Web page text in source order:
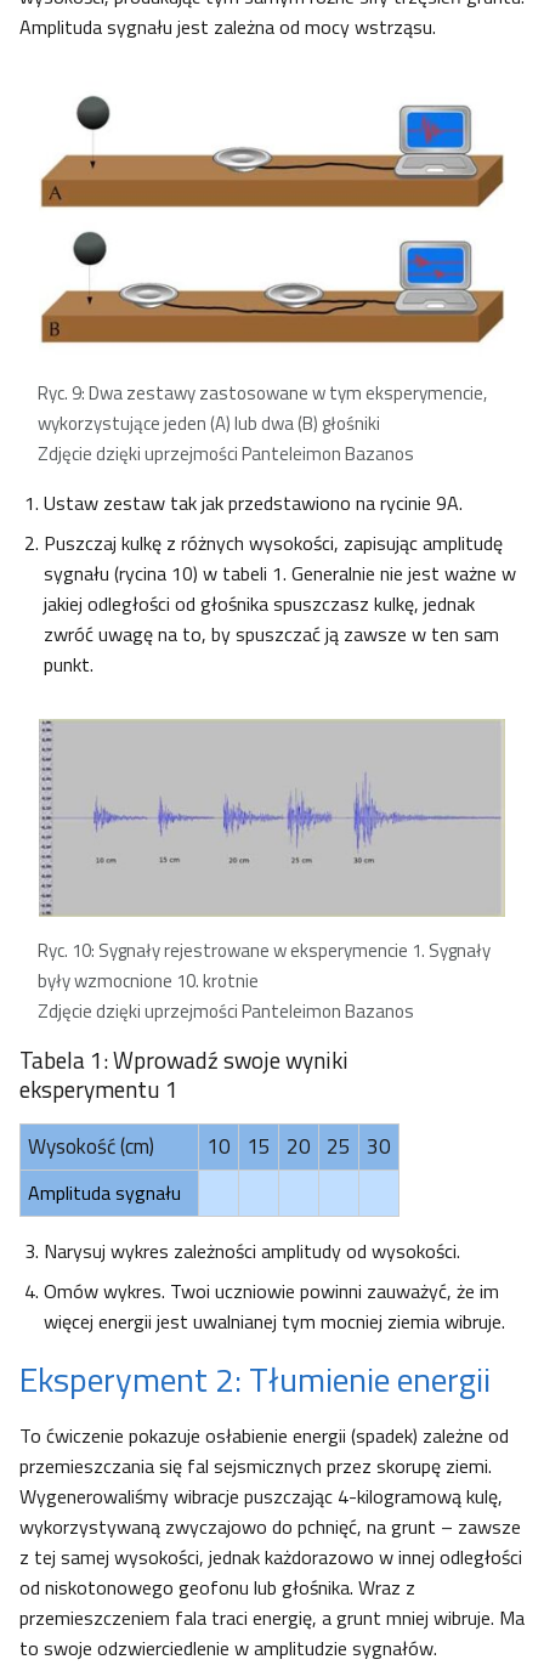
Amplituda sygnału jest zależna od mocy wstrząsu.
Ryc. 9: Dwa zestawy zastosowane w tym eksperymencie,
wykorzystujące jeden (A) lub dwa (B) głośniki
Zdjęcie dzięki uprzejmości Panteleimon Bazanos
Ustaw zestaw tak jak przedstawiono na rycinie 9A.
Puszczaj kulkę z różnych wysokości, zapisując amplitudę
sygnału (rycina 10) w tabeli 1. Generalnie nie jest ważne w
jakiej odległości od głośnika spuszczasz kulkę, jednak
zwróć uwagę na to, by spuszczać ją zawsze w ten sam
punkt.
Ryc. 10: Sygnały rejestrowane w eksperymencie 1. Sygnały
były wzmocnione 10. krotnie
Zdjęcie dzięki uprzejmości Panteleimon Bazanos
Tabela 1: Wprowadź swoje wyniki
eksperymentu 1
Wysokość (cm) 10 15 20 25 30
Amplituda sygnału
Narysuj wykres zależności amplitudy od wysokości.
Omów wykres. Twoi uczniowie powinni zauważyć, że im
więcej energii jest uwalnianej tym mocniej ziemia wibruje.
Eksperyment 2: Tłumienie energii
To ćwiczenie pokazuje osłabienie energii (spadek) zależne od
przemieszczania się fal sejsmicznych przez skorupę ziemi.
Wygenerowaliśmy wibracje puszczając 4-kilogramową kulę,
wykorzystywaną zwyczajowo do pchnięć, na grunt – zawsze
z tej samej wysokości, jednak każdorazowo w innej odległości
od niskotonowego geofonu lub głośnika. Wraz z
przemieszczeniem fala traci energię, a grunt mniej wibruje. Ma
to swoje odzwierciedlenie w amplitudzie sygnałów.